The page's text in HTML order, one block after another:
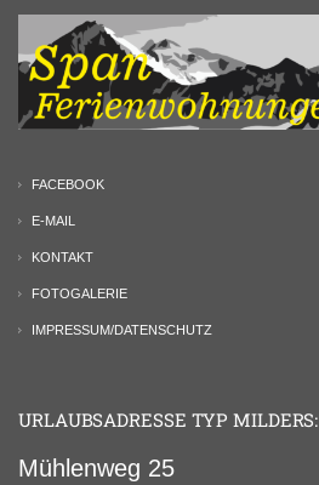
FACEBOOK
E-MAIL
KONTAKT
FOTOGALERIE
IMPRESSUM/DATENSCHUTZ
URLAUBSADRESSE TYP MILDERS:
Mühlenweg 25